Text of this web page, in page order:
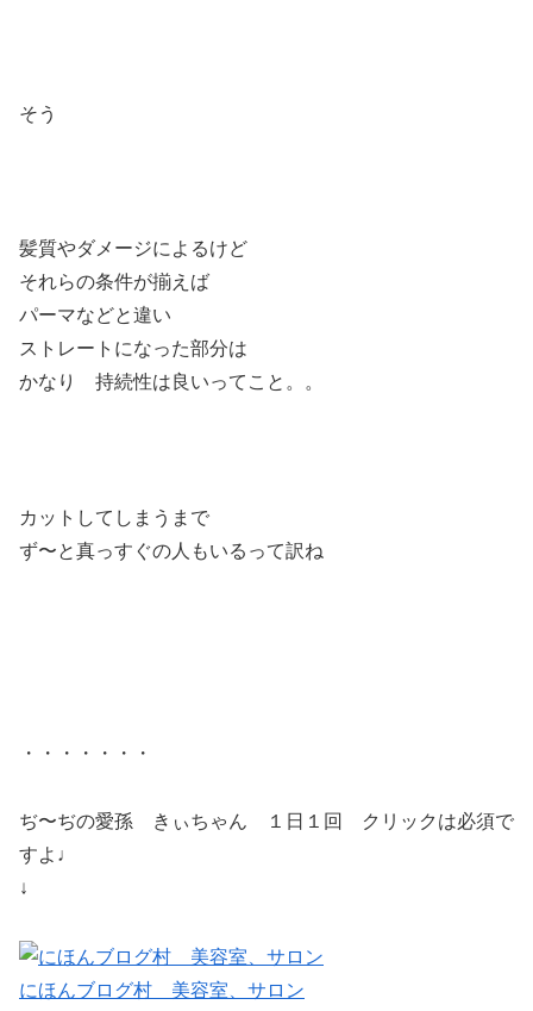
そう
髪質やダメージによるけど
それらの条件が揃えば
パーマなどと違い
ストレートになった部分は
かなり 持続性は良いってこと。。
カットしてしまうまで
ず〜と真っすぐの人もいるって訳ね
・・・・・・・
ぢ〜ぢの愛孫 きぃちゃん １日１回 クリックは必須で
すよ♩
↓
にほんブログ村 美容室、サロン